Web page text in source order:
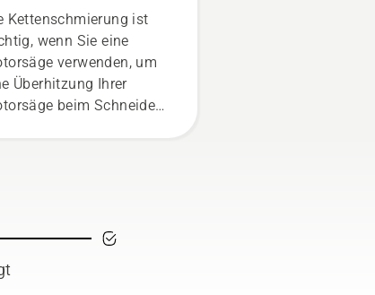
funktioniert
Kettenschmierung ist
wenn Sie eine
verwenden, um
Überhitzung Ihrer
beim Schneiden
Schiene und Kette.
in diesem